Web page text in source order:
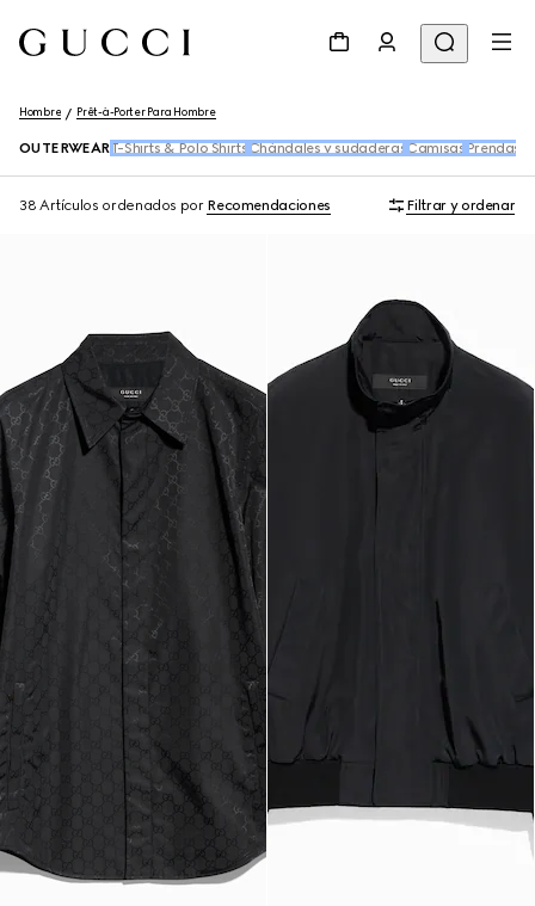
Hombre Prêt-à-Porter Para Hombre
OUTERWEART-Shirts & Polo Shirts Chándales y sudaderas Camisas Prendas
38 Artículos ordenados por Recomendaciones Filtrar y ordenar